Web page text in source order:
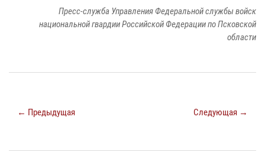
Пресс-служба Управления Федеральной службы войск
национальной гвардии Российской Федерации по Псковской
области
← Предыдущая Следующая →